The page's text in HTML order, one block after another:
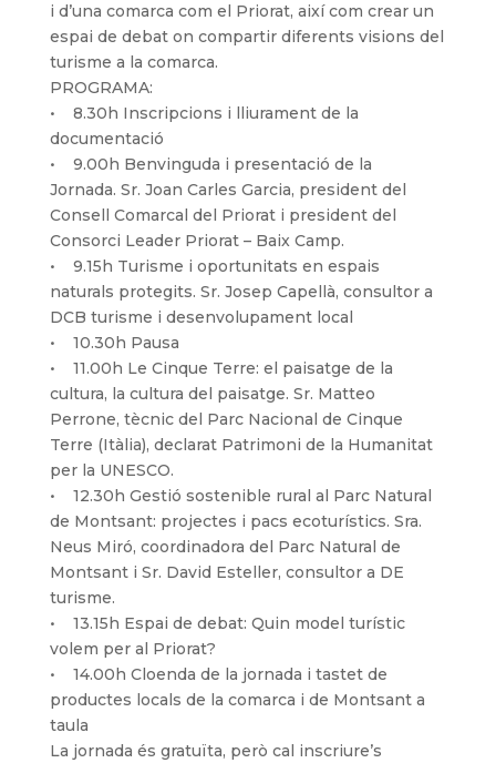
i d’una comarca com el Priorat, així com crear un
espai de debat on compartir diferents visions del
turisme a la comarca.
PROGRAMA:
• 8.30h Inscripcions i lliurament de la
documentació
• 9.00h Benvinguda i presentació de la
Jornada. Sr. Joan Carles Garcia, president del
Consell Comarcal del Priorat i president del
Consorci Leader Priorat – Baix Camp.
• 9.15h Turisme i oportunitats en espais
naturals protegits. Sr. Josep Capellà, consultor a
DCB turisme i desenvolupament local
• 10.30h Pausa
• 11.00h Le Cinque Terre: el paisatge de la
cultura, la cultura del paisatge. Sr. Matteo
Perrone, tècnic del Parc Nacional de Cinque
Terre (Itàlia), declarat Patrimoni de la Humanitat
per la UNESCO.
• 12.30h Gestió sostenible rural al Parc Natural
de Montsant: projectes i pacs ecoturístics. Sra.
Neus Miró, coordinadora del Parc Natural de
Montsant i Sr. David Esteller, consultor a DE
turisme.
• 13.15h Espai de debat: Quin model turístic
volem per al Priorat?
• 14.00h Cloenda de la jornada i tastet de
productes locals de la comarca i de Montsant a
taula
La jornada és gratuïta, però cal inscriure’s